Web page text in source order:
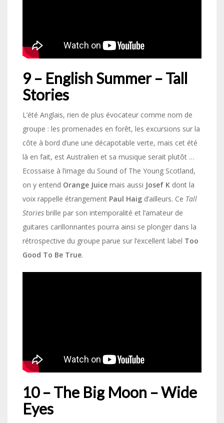
9 – English Summer – Tall
Stories
L’été Anglais, rien de plus évocateur comme nom de
groupe : les promenades en forêt, les excursions sur la
côte à bord d’une une décapotable verte, mais cet été
là en fait, est Australien et sa musique serait plutôt …
Ecossaise à l’image du Sound of The Young Scotland,
on y entend Orange Juice mais aussi Josef K dont la
voix rappelle étrangement Paul Haig d’ailleurs. Ce Tall
Stories brille par son intemporalité et l’amateur de
guitares carillonnantes pourra ainsi se plonger dans la
rétrospective du groupe parue sur l’excellent label Too
Good To Be True.
10 – The Big Moon – Wide
Eyes